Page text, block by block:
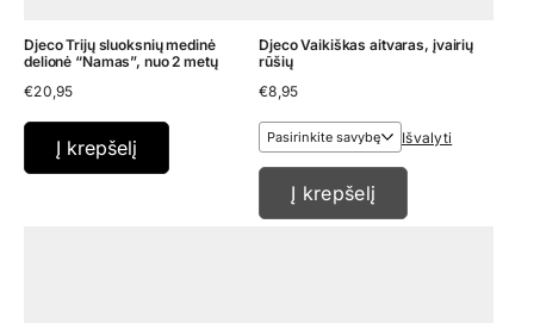
Djeco Trijų sluoksnių medinė
delionė “Namas”, nuo 2 metų
€20,95
Į krepšelį
Djeco Vaikiškas aitvaras, įvairių
rūšių
€8,95
Išvalyti
Į krepšelį